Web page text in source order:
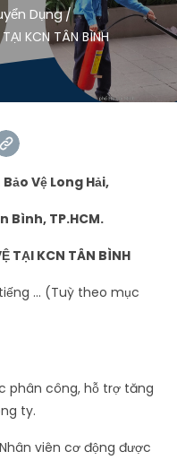
Dụng
KCN TÂN BÌNH
Vệ Long Hải,
Bình, TP.HCM.
TẠI KCN TÂN BÌNH
... (Tuỳ theo mục
phân công, hỗ trợ tăng
ty.
viên cơ động được